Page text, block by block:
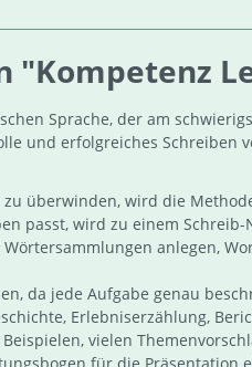
Sprache, der am
und erfolgreiches Schreiben
überwinden, wird die
passt, wird zu einem Schreib-
anlegen,
da jede Aufgabe genau
Erlebniserzählung,
vielen